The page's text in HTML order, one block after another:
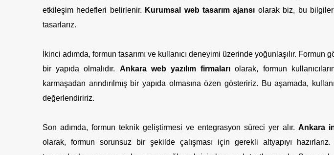
etkileşim hedefleri belirlenir. Kurumsal web tasarım ajansı olarak biz, bu
tasarlarız.
İkinci adımda, formun tasarımı ve kullanıcı deneyimi üzerinde yoğunlaşılır. Formun
bir yapıda olmalıdır. Ankara web yazılım firmaları olarak, formun
karmaşadan arındırılmış bir yapıda olmasına özen gösteririz. Bu aşamada,
değerlendiririz.
Son adımda, formun teknik geliştirmesi ve entegrasyon süreci yer alır.Ankara
olarak, formun sorunsuz bir şekilde çalışması için gerekli altyapıyı